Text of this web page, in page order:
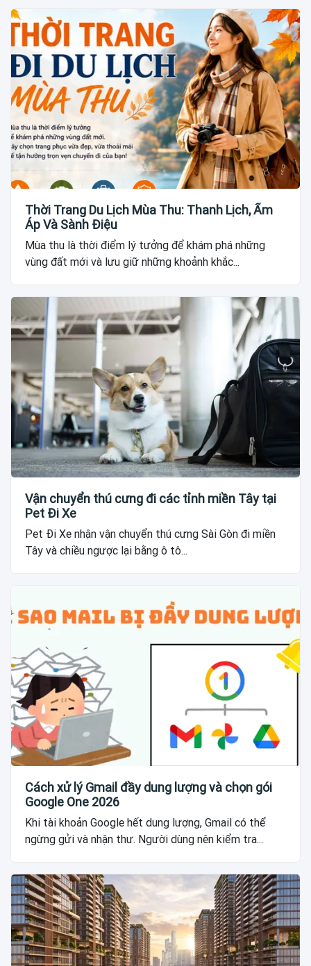
Thời Trang Du Lịch Mùa Thu: Thanh Lịch, Ấm
Áp Và Sành Điệu
Mùa thu là thời điểm lý tưởng để khám phá những
vùng đất mới và lưu giữ những khoảnh khắc...
Vận chuyển thú cưng đi các tỉnh miền Tây tại
Pet Đi Xe
Pet Đi Xe nhận vận chuyển thú cưng Sài Gòn đi miền
Tây và chiều ngược lại bằng ô tô...
Cách xử lý Gmail đầy dung lượng và chọn gói
Google One 2026
Khi tài khoản Google hết dung lượng, Gmail có thể
ngừng gửi và nhận thư. Người dùng nên kiểm tra...